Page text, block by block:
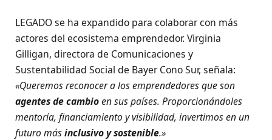
LEGADO se ha expandido para colaborar con más
actores del ecosistema emprendedor. Virginia
Gilligan, directora de Comunicaciones y
Sustentabilidad Social de Bayer Cono Sur, señala:
«Queremos reconocer a los emprendedores que son
agentes de cambioen sus países. Proporcionándoles
mentoría, financiamiento y visibilidad, invertimos en un
futuro másinclusivo y sostenible.»